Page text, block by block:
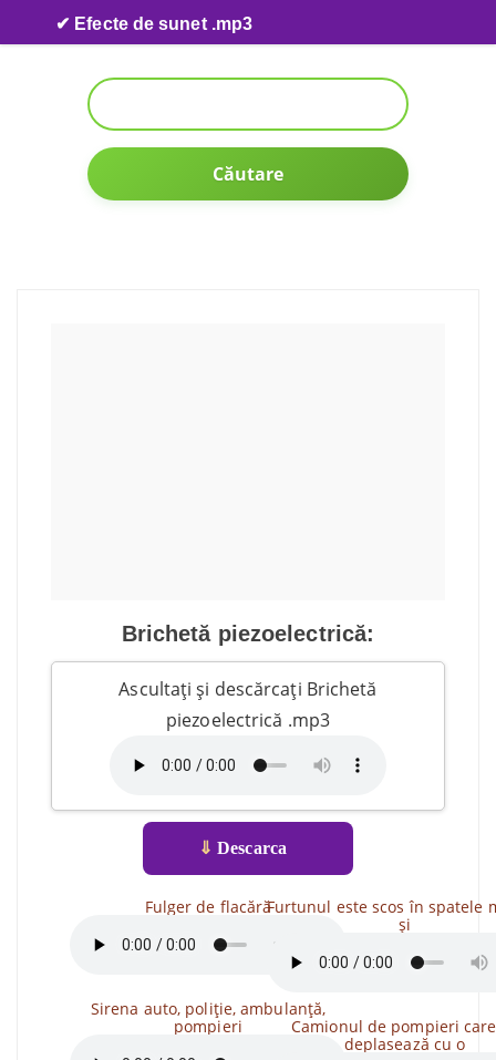
Skip to content
✔ Efecte de sunet .mp3
Căutare
Brichetă piezoelectrică:
Ascultați și descărcați Brichetă
piezoelectrică .mp3
⇓ Descarca
Fulger de flacără
Sirena auto, poliție, ambulanță,
pompieri
Furtunul este scos în spatele
și
Camionul de pompieri
deplasează cu o